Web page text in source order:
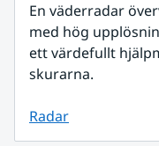
En väderradar
med hög
ett värdefullt
skurarna.
Radar